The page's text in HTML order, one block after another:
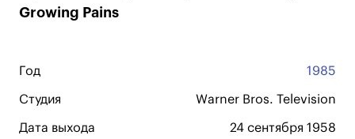
Growing Pains
Год 1985
Студия Warner Bros. Television
Дата выхода 24 сентября 1958